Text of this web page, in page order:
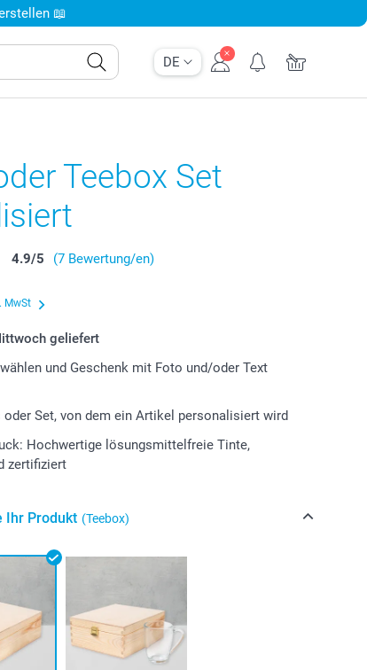
DE
📖
Teebox Set
4.9/5
(7 Bewertung/en)
MwSt
geliefert
und Geschenk mit Foto und/oder Text
oder Set, von dem ein Artikel personalisiert wird
Hochwertige lösungsmittelfreie Tinte,
zertifiziert
Ihr Produkt (Teebox)